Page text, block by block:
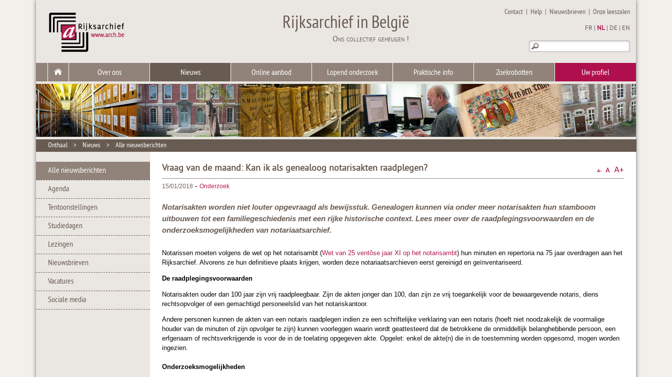
Rijksarchief in België
Ons collectief geheugen !
Contact | Help | Nieuwsbrieven |Onze leeszalen
FR NL DE EN
Over ons Nieuws Online aanbod Lopend onderzoek Praktische info Zoekrobotten Uw profiel
Onthaal > Nieuws > Alle nieuwsberichten
Alle nieuwsberichten
Agenda
Tentoonstellingen
Studiedagen
Lezingen
Nieuwsbrieven
Vacatures
Sociale media
Vraag van de maand: Kan ik als genealoog notarisakten raadplegen?
15/01/2018 - Onderzoek
Notarisakten worden niet louter opgevraagd als bewijsstuk. Genealogen kunnen via onder meer notarisakten hun stamboom
uitbouwen tot een familiegeschiedenis met een rijke historische context. Lees meer over de raadplegingsvoorwaarden en de
onderzoeksmogelijkheden van notariaatsarchief.
Notarissen moeten volgens de wet op het notarisambt (Wet van 25 ventôse jaar XI op het notarisambt) hun minuten en repertoria na 75 jaar overdragen aan het
Rijksarchief. Alvorens ze hun definitieve plaats krijgen, worden deze notariaatsarchieven eerst gereinigd en geïnventariseerd.
De raadplegingsvoorwaarden
Notarisakten ouder dan 100 jaar zijn vrij raadpleegbaar. Zijn de akten jonger dan 100, dan zijn ze vrij toegankelijk voor de bewaargevende notaris, diens
rechtsopvolger of een gemachtigd personeelslid van het notariskantoor.
Andere personen kunnen de akten van een notaris raadplegen indien ze een schriftelijke verklaring van een notaris (hoeft niet noodzakelijk de voormalige
houder van de minuten of zijn opvolger te zijn) kunnen voorleggen waarin wordt geattesteerd dat de betrokkene de onmiddellijk belanghebbende persoon, een
erfgenaam of rechtsverkrijgende is voor de in de toelating opgegeven akte. Opgelet: enkel de akte(n) die in de toestemming worden opgesomd, mogen worden
ingezien.
Onderzoeksmogelijkheden